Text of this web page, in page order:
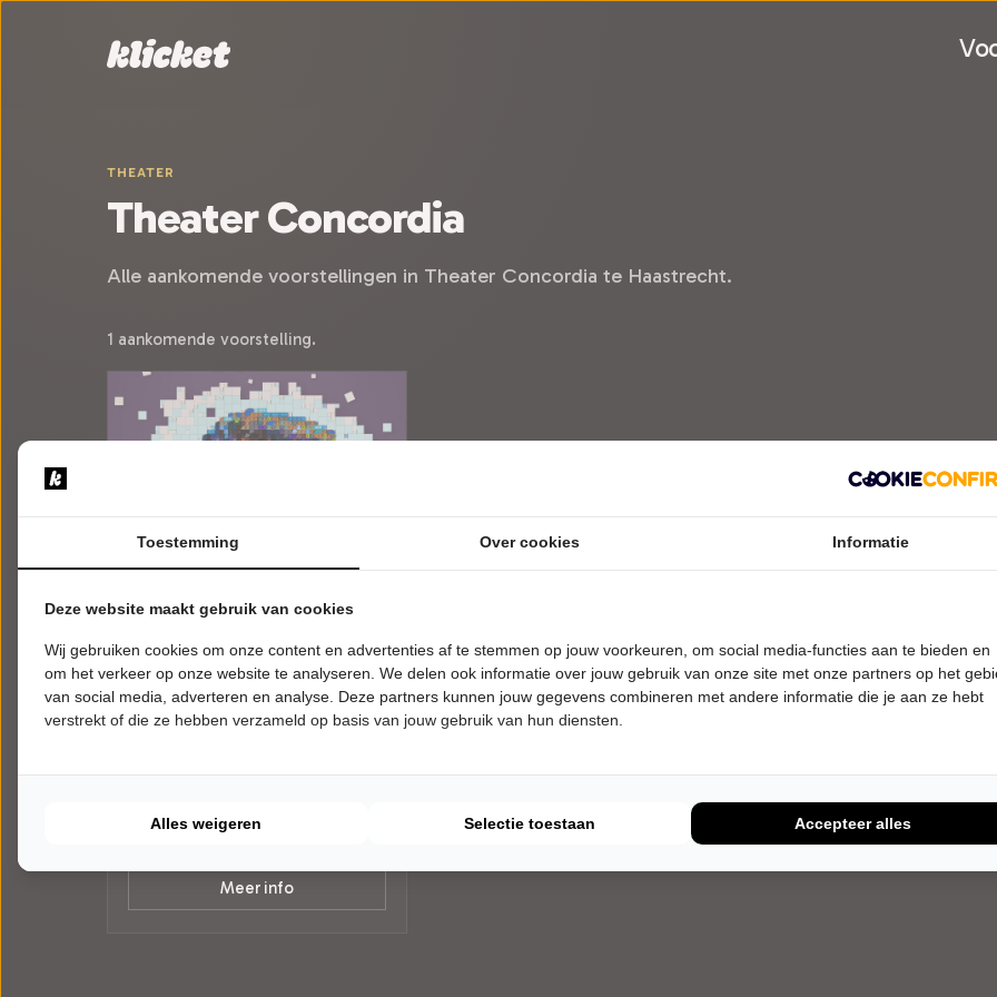
THEATER
Theater Concordia
Alle aankomende voorstellingen in Theater Concordia te Haastrecht.
1 aankomende voorstelling.
ZATERDAG 30 JANUARI 2027 • 20:15
UUR
Wouter Monden
Met Blokjes
Meer info
Toestemming Over cookies Informatie
Deze website maakt gebruik van cookies
Wij gebruiken cookies om onze content en advertenties af te stemmen op jouw voorkeuren, om social media-functies aan te bieden en
om het verkeer op onze website te analyseren. We delen ook informatie over jouw gebruik van onze site met onze partners op het
van social media, adverteren en analyse. Deze partners kunnen jouw gegevens combineren met andere informatie die je aan ze hebt
verstrekt of die ze hebben verzameld op basis van jouw gebruik van hun diensten.
Alles weigeren Selectie toestaan Accepteer alles